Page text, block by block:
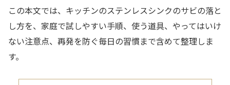
この本文では、キッチンのステンレスシンクのサビの落と
し方を、家庭で試しやすい手順、使う道具、やってはいけ
ない注意点、再発を防ぐ毎日の習慣まで含めて整理しま
す。